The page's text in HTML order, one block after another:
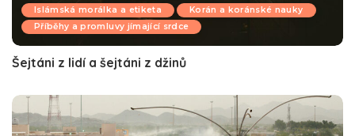
Islámská morálka a etiketa
Korán a koránské nauky
Příběhy a promluvy jímající srdce
Šejtáni z lidí a šejtáni z džinů